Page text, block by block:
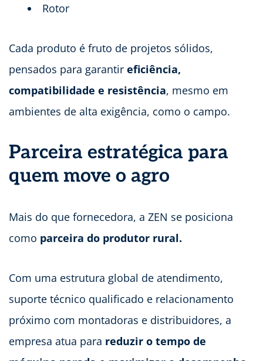
Rotor
Cada produto é fruto de projetos sólidos,
pensados para garantir eficiência,
compatibilidade e resistência, mesmo em
ambientes de alta exigência, como o campo.
Parceira estratégica para
quem move o agro
Mais do que fornecedora, a ZEN se posiciona
como parceira do produtor rural.
Com uma estrutura global de atendimento,
suporte técnico qualificado e relacionamento
próximo com montadoras e distribuidores, a
empresa atua para reduzir o tempo de